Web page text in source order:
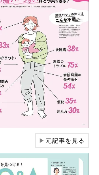
▶元記事を見る